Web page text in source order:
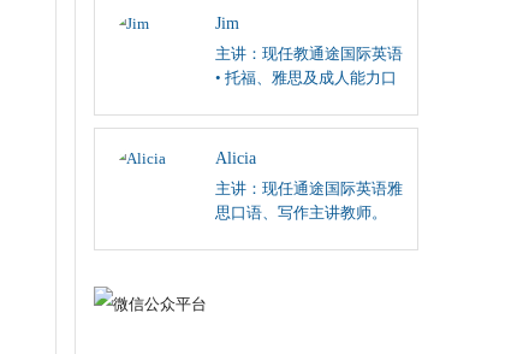
Jim
主讲：现任教通途国际英语
• 托福、雅思及成人能力口
Alicia
主讲：现任通途国际英语雅
思口语、写作主讲教师。